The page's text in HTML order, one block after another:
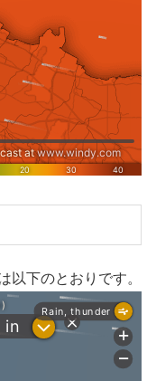
以下のとおりです。